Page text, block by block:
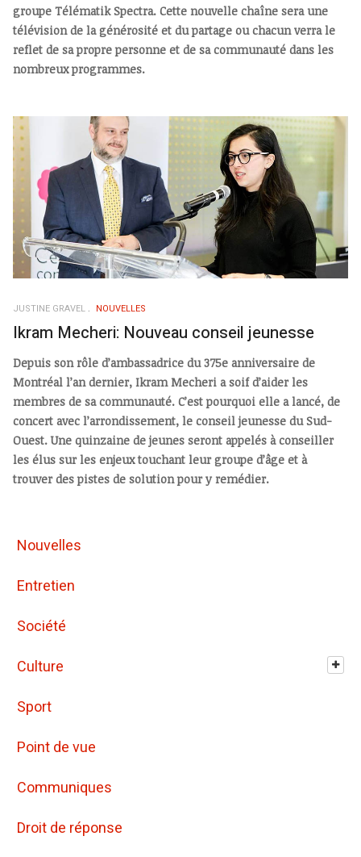
groupe Télématik Spectra. Cette nouvelle chaîne sera une
télévision de la générosité et du partage ou chacun verra le
reflet de sa propre personne et de sa communauté dans les
nombreux programmes.
JUSTINE GRAVEL NOUVELLES
Ikram Mecheri: Nouveau conseil jeunesse
Depuis son rôle d’ambassadrice du 375e anniversaire de
Montréal l’an dernier, Ikram Mecheri a soif d’aider les
membres de sa communauté. C’est pourquoi elle a lancé, de
concert avec l’arrondissement, le conseil jeunesse du Sud-
Ouest. Une quinzaine de jeunes seront appelés à conseiller
les élus sur les enjeux touchant leur groupe d’âge et à
trouver des pistes de solution pour y remédier.
Nouvelles
Entretien
Société
Culture
Sport
Point de vue
Communiques
Droit de réponse